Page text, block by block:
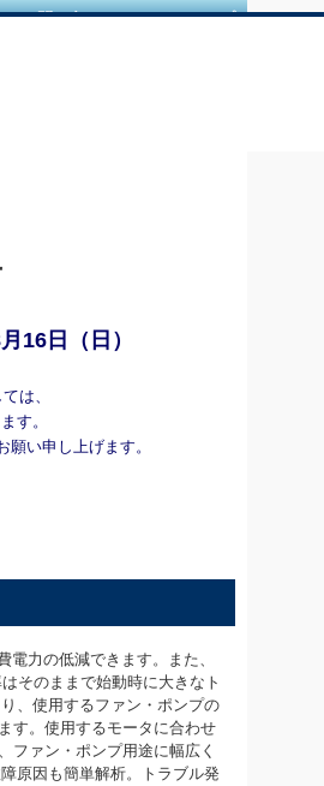
お問い合せ ｜ サイトマップ
16日（日）
は、
す。
い申し上げます。
力の低減できます。また、
そのままで始動時に大きなト
、使用するファン・ポンプの
す。使用するモータに合わせ
ファン・ポンプ用途に幅広く
原因も簡単解析。トラブル発